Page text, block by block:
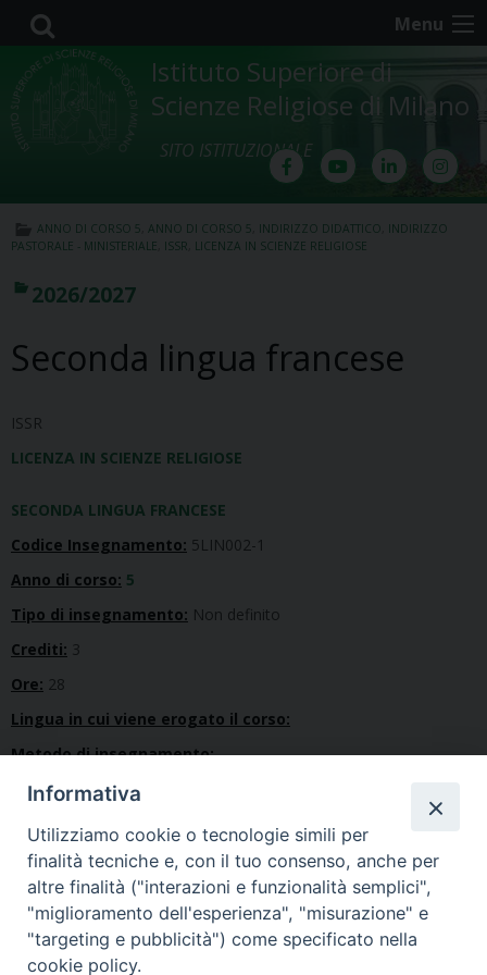
Skip
content
Menu
Istituto Superiore di
Scienze Religiose di Milano
SITO ISTITUZIONALE
ANNO DI CORSO 5 ANNO DI CORSO 5 INDIRIZZO DIDATTICO INDIRIZZO
PASTORALE - MINISTERIALE ISSR LICENZA IN SCIENZE RELIGIOSE
2026/2027
Seconda lingua francese
ISSR
LICENZA IN SCIENZE RELIGIOSE
SECONDA LINGUA FRANCESE
Codice Insegnamento: 5LIN002-1
Anno di corso: 5
Tipo di insegnamento: Non definito
Crediti: 3
Ore: 28
Lingua in cui viene erogato il corso:
Metodo di insegnamento:
Tipo di esame:
Indirizzi
Didattico
Pastorale – Ministeriale
Informativa
Utilizziamo cookie o tecnologie simili per
finalità tecniche e, con il tuo consenso, anche per
altre finalità ("interazioni e funzionalità semplici",
"miglioramento dell'esperienza", "misurazione" e
"targeting e pubblicità") come specificato nella
cookie policy.